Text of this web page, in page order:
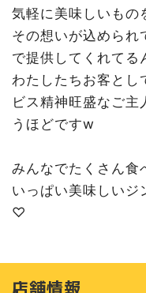
気軽に美味しいもの
その想いが込められ
で提供してくれてる
わたしたちお客とし
ビス精神旺盛なご主
うほどですw
みんなでたくさん食
いっぱい美味しいジ
♡
店舗情報